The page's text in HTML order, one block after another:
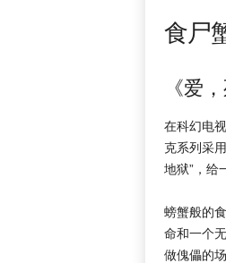
食尸
《爱
在科幻电
克系列采
地狱”，给
螃蟹般的
命和一个
做傀儡的